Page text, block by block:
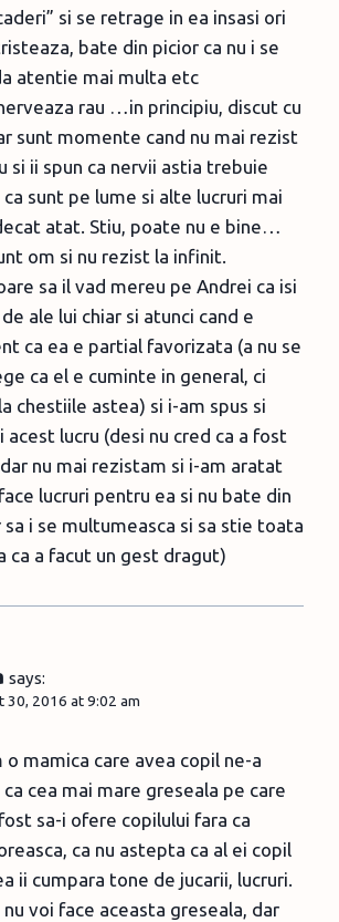
si se retrage in ea insasi ori
bate din picior ca nu i se
atentie mai multa etc
rau …in principiu, discut cu
sunt momente cand nu mai rezist
si ii spun ca nervii astia trebuie
ca sunt pe lume si alte lucruri mai
atat. Stiu, poate nu e bine…
om si nu rezist la infinit.
sa il vad mereu pe Andrei ca isi
ale lui chiar si atunci cand e
ca ea e partial favorizata (a nu se
ca el e cuminte in general, ci
chestiile astea) si i-am spus si
acest lucru (desi nu cred ca a fost
nu mai rezistam si i-am aratat
lucruri pentru ea si nu bate din
sa i se multumeasca si sa stie toata
ca a facut un gest dragut)
says:
30, 2016 at 9:02 am
o mamica care avea copil ne-a
ca cea mai mare greseala pe care
sa-i ofere copilului fara ca
ca nu astepta ca al ei copil
ii cumpara tone de jucarii, lucruri.
nu voi face aceasta greseala, dar